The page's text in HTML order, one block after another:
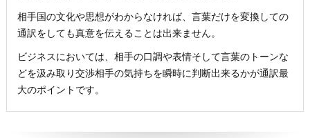
相手国の文化や思想がわからなければ、言葉だけを変換しての
通訳をしても真意を伝えることは出来ません。
ビジネスにおいては、相手の口調や表情そして言葉のトーンな
どを汲み取り交渉相手の気持ちを瞬時に判断出来るかが通訳最
大のポイントです。